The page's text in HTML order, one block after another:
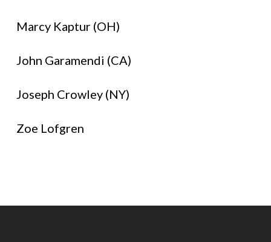
Marcy Kaptur (OH)
John Garamendi (CA)
Joseph Crowley (NY)
Zoe Lofgren